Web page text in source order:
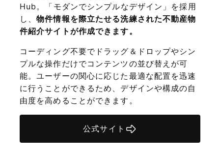
Hub。「モダンでシンプルなデザイン」を採用
し、物件情報を際立たせる洗練された不動産物
件紹介サイトが作成できます。
コーディング不要でドラッグ＆ドロップやシン
プルな操作だけでコンテンツの並び替えが可
能。ユーザーの関心に応じた最適な配置を迅速
に行うことができるため、デザインや構成の自
由度を高めることができます。
公式サイト